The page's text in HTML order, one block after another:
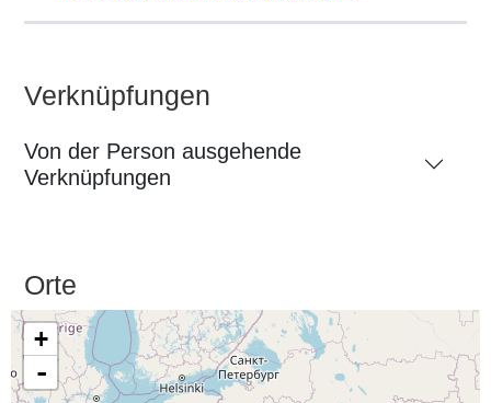
Verknüpfungen
Von der Person ausgehende
Verknüpfungen
Orte
+
-